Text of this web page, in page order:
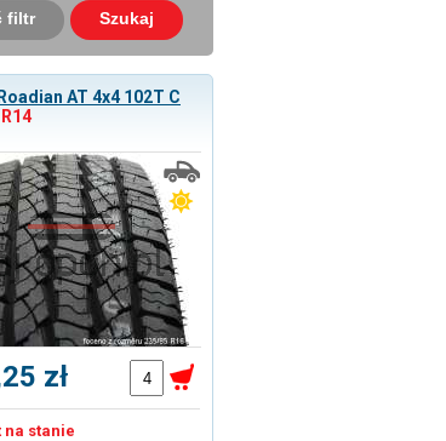
Szukaj
filtr
AT 4x4 102T C
zł
na stanie